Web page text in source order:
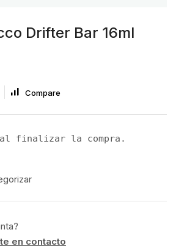
Drifter Bar 16ml
Compare
al finalizar la compra.
en contacto